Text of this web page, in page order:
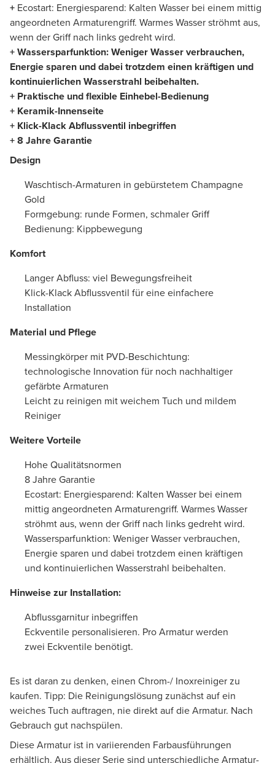
+ Ecostart: Energiesparend: Kalten Wasser bei einem mittig
angeordneten Armaturengriff. Warmes Wasser ströhmt aus,
wenn der Griff nach links gedreht wird.
+ Wassersparfunktion: Weniger Wasser verbrauchen,
Energie sparen und dabei trotzdem einen kräftigen und
kontinuierlichen Wasserstrahl beibehalten.
+ Praktische und flexible Einhebel-Bedienung
+ Keramik-Innenseite
+ Klick-Klack Abflussventil inbegriffen
+ 8 Jahre Garantie
Design
Waschtisch-Armaturen in gebürstetem Champagne
Gold
Formgebung: runde Formen, schmaler Griff
Bedienung: Kippbewegung
Komfort
Langer Abfluss: viel Bewegungsfreiheit
Klick-Klack Abflussventil für eine einfachere
Installation
Material und Pflege
Messingkörper mit PVD-Beschichtung:
technologische Innovation für noch nachhaltiger
gefärbte Armaturen
Leicht zu reinigen mit weichem Tuch und mildem
Reiniger
Weitere Vorteile
Hohe Qualitätsnormen
8 Jahre Garantie
Ecostart: Energiesparend: Kalten Wasser bei einem
mittig angeordneten Armaturengriff. Warmes Wasser
ströhmt aus, wenn der Griff nach links gedreht wird.
Wassersparfunktion: Weniger Wasser verbrauchen,
Energie sparen und dabei trotzdem einen kräftigen
und kontinuierlichen Wasserstrahl beibehalten.
Hinweise zur Installation:
Abflussgarnitur inbegriffen
Eckventile personalisieren. Pro Armatur werden
zwei Eckventile benötigt.
Es ist daran zu denken, einen Chrom-/ Inoxreiniger zu
kaufen. Tipp: Die Reinigungslösung zunächst auf ein
weiches Tuch auftragen, nie direkt auf die Armatur. Nach
Gebrauch gut nachspülen.
Diese Armatur ist in variierenden Farbausführungen
erhältlich. Aus dieser Serie sind unterschiedliche Armatur-